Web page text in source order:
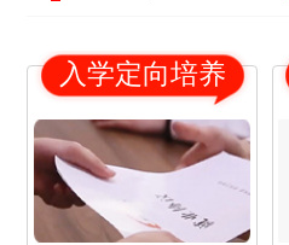
入学定向培养
杨* 18